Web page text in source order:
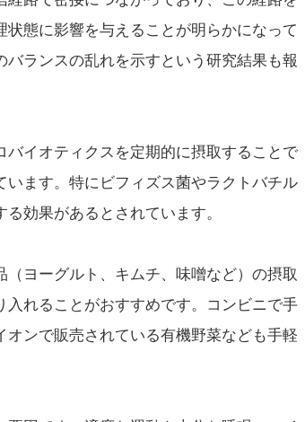
態に影響を与えることが明らかになって
ランスの乱れを示すという研究結果も報
イオティクスを定期的に摂取することで
ます。特にビフィズス菌やラクトバチル
効果があるとされています。
ヨーグルト、キムチ、味噌など）の摂取
れることがおすすめです。コンビニで手
ンで販売されている有機野菜なども手軽